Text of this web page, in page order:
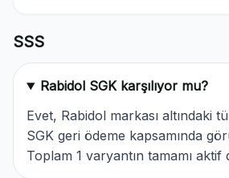
SSS
Rabidol SGK karşılıyor mu?
Evet, Rabidol markası altındaki
SGK geri ödeme kapsamında
Toplam 1 varyantın tamamı aktif